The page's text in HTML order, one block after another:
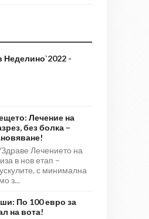
Неделино`2022 -
Лечение на
без болка –
Лечението на
в нов етап –
с минимална
з...
По 100 евро за
на вота!